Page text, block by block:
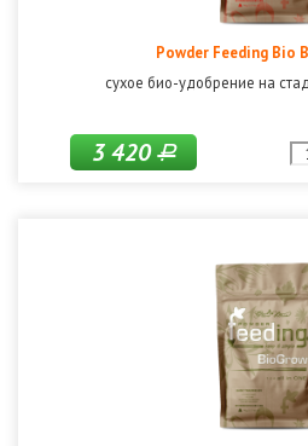
Powder Feeding Bio
сухое био-удобрение на
3 420Р